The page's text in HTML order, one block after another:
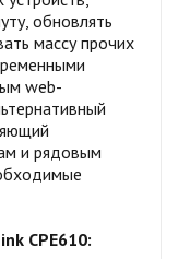
обновлять
массу прочих
web-
и рядовым
CPE610: